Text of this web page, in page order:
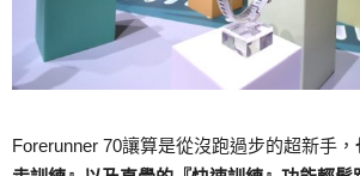
Forerunner 70讓算是從沒跑過步的超新手，